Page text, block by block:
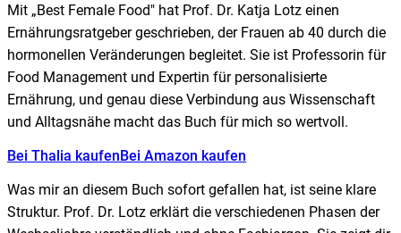
Mit „Best Female Food" hat Prof. Dr. Katja Lotz einen
Ernährungsratgeber geschrieben, der Frauen ab 40 durch die
hormonellen Veränderungen begleitet. Sie ist Professorin für
Food Management und Expertin für personalisierte
Ernährung, und genau diese Verbindung aus Wissenschaft
und Alltagsnähe macht das Buch für mich so wertvoll.
Bei Thalia kaufenBei Amazon kaufen
Was mir an diesem Buch sofort gefallen hat, ist seine klare
Struktur. Prof. Dr. Lotz erklärt die verschiedenen Phasen der